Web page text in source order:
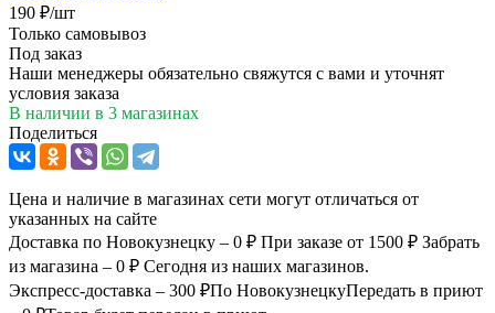
190 ₽/шт
Только самовывоз
Под заказ
Наши менеджеры обязательно свяжутся с вами и уточнят
условия заказа
В наличии в 3 магазинах
Поделиться
Цена и наличие в магазинах сети могут отличаться от
указанных на сайте
Доставка по Новокузнецку – 0 ₽ При заказе от 1500 ₽ Забрать
из магазина – 0 ₽ Сегодня из наших магазинов.
Экспресс-доставка – 300 ₽По НовокузнецкуПередать в приют